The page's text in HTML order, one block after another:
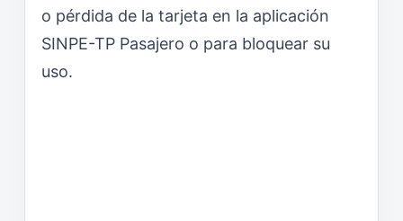
o pérdida de la tarjeta en la aplicación
SINPE-TP Pasajero o para bloquear su
uso.